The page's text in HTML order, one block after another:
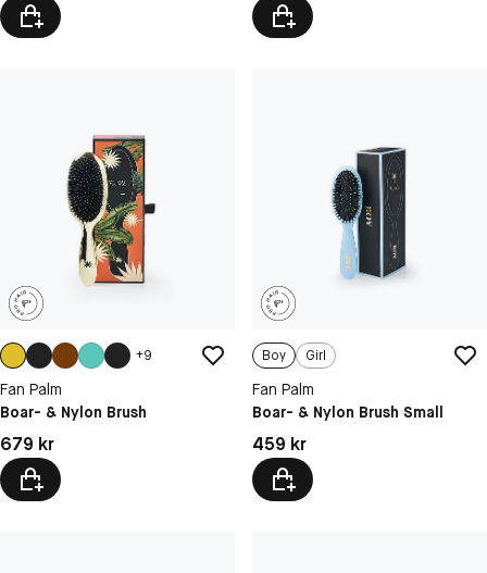
+9
Fan Palm
Boar- & Nylon Brush
Pris: 679 kr
679 kr
Boy Girl
Fan Palm
Boar- & Nylon Brush Small
Pris: 459 kr
459 kr